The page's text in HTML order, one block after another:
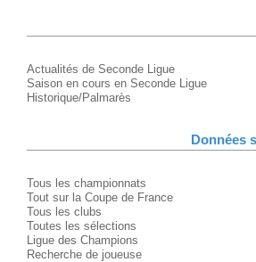
Actualités de Seconde Ligue
Saison en cours en Seconde Ligue
Historique/Palmarès
Données
Tous les championnats
Tout sur la Coupe de France
Tous les clubs
Toutes les sélections
Ligue des Champions
Recherche de joueuse